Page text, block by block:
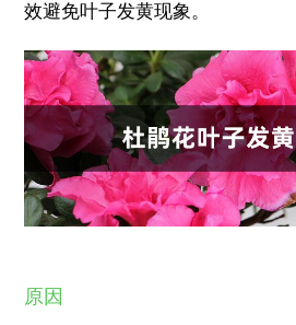
效避免叶子发黄现象。
原因